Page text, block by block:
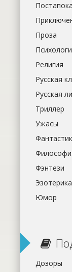
Проза
Религия
Русская
Русская
Триллер
Ужасы
Фэнтези
Эзотерика
Юмор
Дозоры